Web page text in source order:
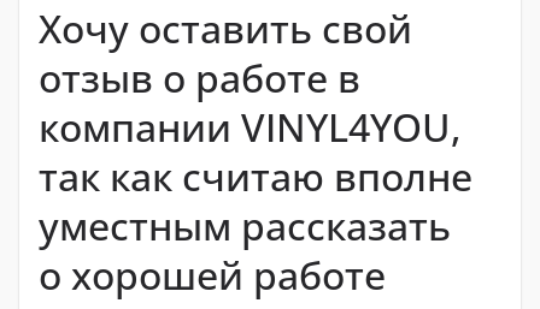
Хочу оставить свой
отзыв о работе в
компании VINYL4YOU,
так как считаю вполне
уместным рассказать
о хорошей работе